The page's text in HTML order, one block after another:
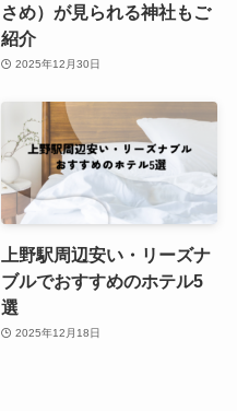
さめ）が見られる神社もご
紹介
2025年12月30日
上野駅周辺安い・リーズナ
ブルでおすすめのホテル5
選
2025年12月18日